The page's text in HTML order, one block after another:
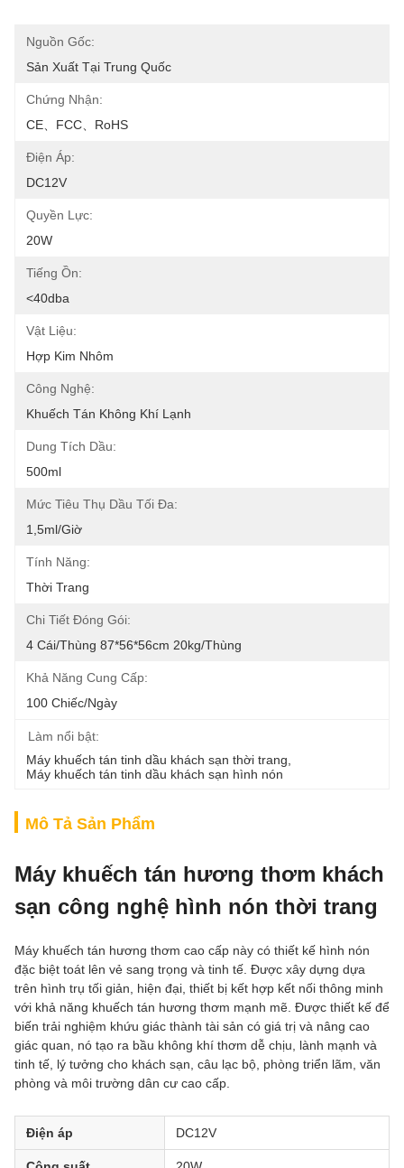
Nguồn Gốc:
Sản Xuất Tại Trung Quốc
Chứng Nhận:
CE、FCC、RoHS
Điện Áp:
DC12V
Quyền Lực:
20W
Tiếng Ồn:
<40dba
Vật Liệu:
Hợp Kim Nhôm
Công Nghệ:
Khuếch Tán Không Khí Lạnh
Dung Tích Dầu:
500ml
Mức Tiêu Thụ Dầu Tối Đa:
1,5ml/giờ
Tính Năng:
Thời Trang
Chi Tiết Đóng Gói:
4 Cái/thùng 87*56*56cm 20kg/thùng
Khả Năng Cung Cấp:
100 Chiếc/ngày
Làm nổi bật:
Máy khuếch tán tinh dầu khách sạn thời trang
Máy khuếch tán tinh dầu khách sạn hình nón
Mô Tả Sản Phẩm
Máy khuếch tán hương thơm khách
sạn công nghệ hình nón thời trang
Máy khuếch tán hương thơm cao cấp này có thiết kế hình nón
đặc biệt toát lên vẻ sang trọng và tinh tế. Được xây dựng dựa
trên hình trụ tối giản, hiện đại, thiết bị kết hợp kết nối thông minh
với khả năng khuếch tán hương thơm mạnh mẽ. Được thiết kế để
biến trải nghiệm khứu giác thành tài sản có giá trị và nâng cao
giác quan, nó tạo ra bầu không khí thơm dễ chịu, lành mạnh và
tinh tế, lý tưởng cho khách sạn, câu lạc bộ, phòng triển lãm, văn
phòng và môi trường dân cư cao cấp.
Điện áp DC12V